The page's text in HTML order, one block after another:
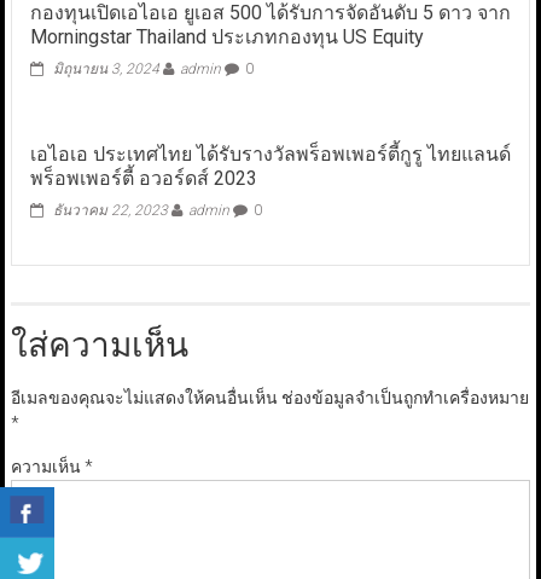
กองทุนเปิดเอไอเอ ยูเอส 500 ได้รับการจัดอันดับ 5 ดาว จาก
Morningstar Thailand ประเภทกองทุน US Equity
มิถุนายน 3, 2024 admin 0
เอไอเอ ประเทศไทย ได้รับรางวัลพร็อพเพอร์ตี้กูรู ไทยแลนด์
พร็อพเพอร์ตี้ อวอร์ดส์ 2023
ธันวาคม 22, 2023 admin 0
ใส่ความเห็น
อีเมลของคุณจะไม่แสดงให้คนอื่นเห็น ช่องข้อมูลจำเป็นถูกทำเครื่องหมาย
*
ความเห็น*